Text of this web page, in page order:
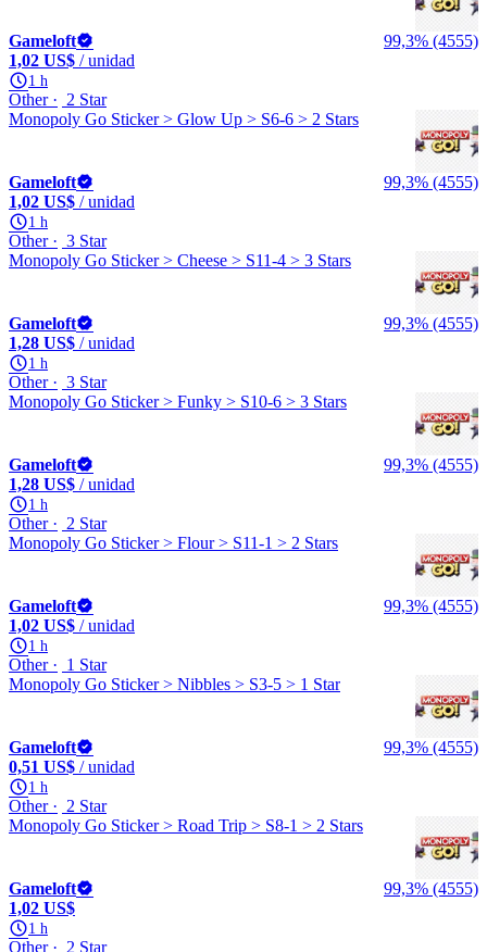
Gameloft
99,3% (4555)
1,02 US$ / unidad
1 h
Other
2 Star
Monopoly Go Sticker > Glow Up > S6-6 > 2 Stars
Gameloft
99,3% (4555)
1,02 US$ / unidad
1 h
Other
3 Star
Monopoly Go Sticker > Cheese > S11-4 > 3 Stars
Gameloft
99,3% (4555)
1,28 US$ / unidad
1 h
Other
3 Star
Monopoly Go Sticker > Funky > S10-6 > 3 Stars
Gameloft
99,3% (4555)
1,28 US$ / unidad
1 h
Other
2 Star
Monopoly Go Sticker > Flour > S11-1 > 2 Stars
Gameloft
99,3% (4555)
1,02 US$ / unidad
1 h
Other
1 Star
Monopoly Go Sticker > Nibbles > S3-5 > 1 Star
Gameloft
99,3% (4555)
0,51 US$ / unidad
1 h
Other
2 Star
Monopoly Go Sticker > Road Trip > S8-1 > 2 Stars
Gameloft
99,3% (4555)
1,02 US$
1 h
Other
2 Star